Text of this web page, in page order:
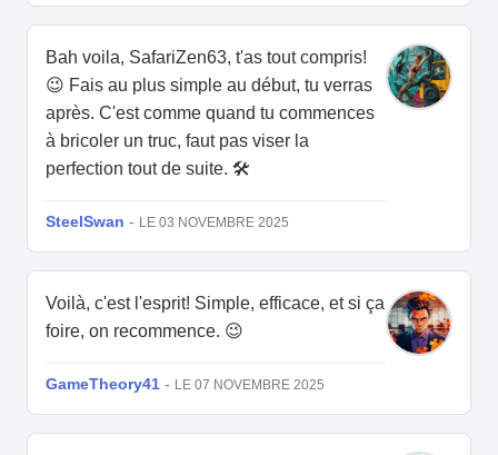
Bah voila, SafariZen63, t'as tout compris!
😉 Fais au plus simple au début, tu verras
après. C'est comme quand tu commences
à bricoler un truc, faut pas viser la
perfection tout de suite. 🛠️
SteelSwan - LE 03 NOVEMBRE 2025
Voilà, c'est l'esprit! Simple, efficace, et si ça
foire, on recommence. 😉
GameTheory41 - LE 07 NOVEMBRE 2025